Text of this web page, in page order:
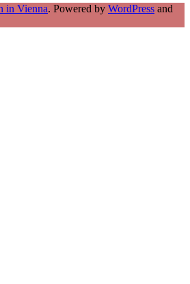
in Vienna. Powered by WordPress and